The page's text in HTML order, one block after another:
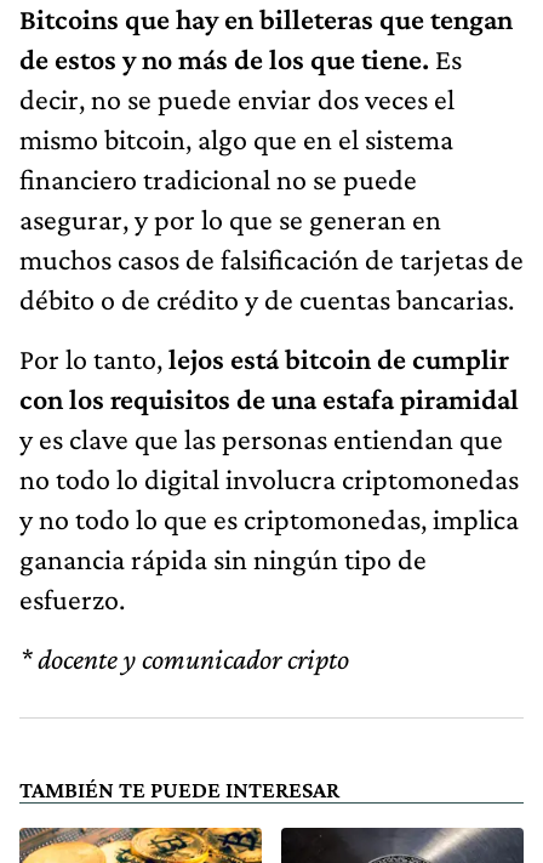
Bitcoins que hay en billeteras que tengan
de estos y no más de los que tiene. Es
decir, no se puede enviar dos veces el
mismo bitcoin, algo que en el sistema
financiero tradicional no se puede
asegurar, y por lo que se generan en
muchos casos de falsificación de tarjetas de
débito o de crédito y de cuentas bancarias.
Por lo tanto,lejos está bitcoin de cumplir
con los requisitos de una estafa piramidal
y es clave que las personas entiendan que
no todo lo digital involucra criptomonedas
y no todo lo que es criptomonedas, implica
ganancia rápida sin ningún tipo de
esfuerzo.
* docente y comunicador cripto
TAMBIÉN TE PUEDE INTERESAR